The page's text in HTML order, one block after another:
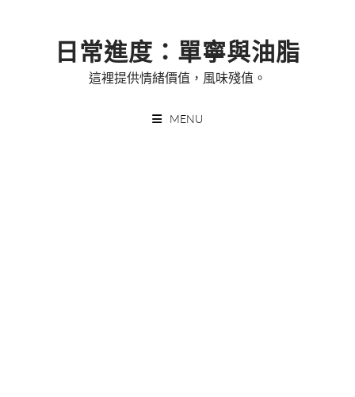
日常進度：單寧與油脂
這裡提供情緒價值，風味殘值。
MENU